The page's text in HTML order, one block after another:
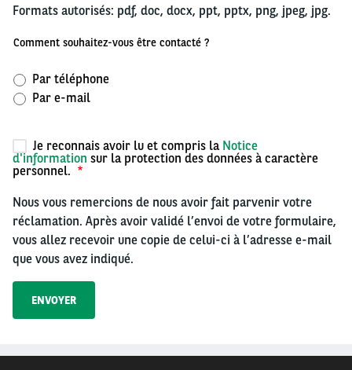
Formats autorisés: pdf, doc, docx, ppt, pptx, png, jpeg, jpg.
Comment souhaitez-vous être contacté ?
Par téléphone
Par e-mail
Je reconnais avoir lu et compris la Notice
d'information sur la protection des données à caractère
personnel.
Nous vous remercions de nous avoir fait parvenir votre
réclamation. Après avoir validé l’envoi de votre formulaire,
vous allez recevoir une copie de celui-ci à l’adresse e-mail
que vous avez indiqué.